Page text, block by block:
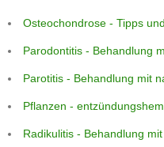
Osteochondrose - Tipps
Parodontitis - Behandlung
Parotitis - Behandlung mit
Pflanzen -
Radikulitis - Behandlung